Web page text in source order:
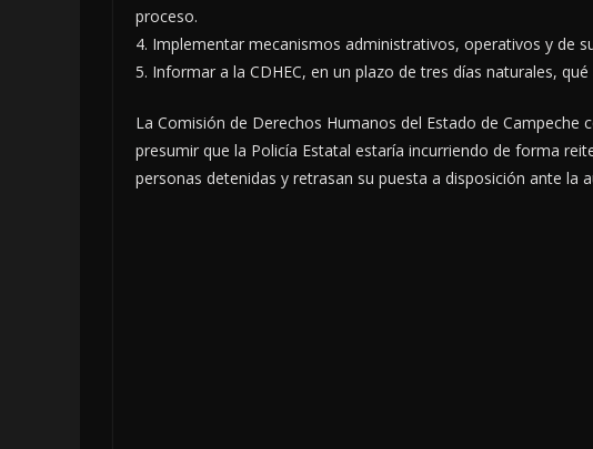
proceso.
4. Implementar mecanismos administrativos, operativos y de
5. Informar a la CDHEC, en un plazo de tres días naturales,
La Comisión de Derechos Humanos del Estado de
presumir que la Policía Estatal estaría incurriendo de forma
personas detenidas y retrasan su puesta a disposición ante la